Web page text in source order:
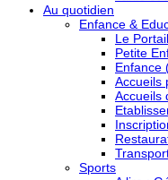
Au quotidien
Enfance &
Le
Petite
Enfance
Accueils
Accueils
Sports